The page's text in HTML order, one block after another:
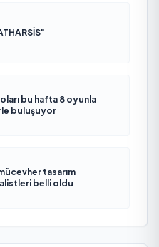
bu hafta 8 oyunla
buluşuyor
tasarım
belli oldu